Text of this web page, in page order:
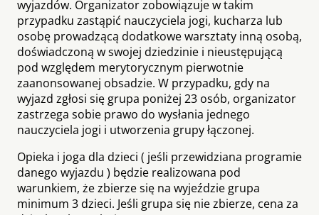
wyjazdów. Organizator zobowiązuje w takim
przypadku zastąpić nauczyciela jogi, kucharza lub
osobę prowadzącą dodatkowe warsztaty inną osobą,
doświadczoną w swojej dziedzinie i nieustępującą
pod względem merytorycznym pierwotnie
zaanonsowanej obsadzie. W przypadku, gdy na
wyjazd zgłosi się grupa poniżej 23 osób, organizator
zastrzega sobie prawo do wysłania jednego
nauczyciela jogi i utworzenia grupy łączonej.
Opieka i joga dla dzieci ( jeśli przewidziana programie
danego wyjazdu ) będzie realizowana pod
warunkiem, że zbierze się na wyjeździe grupa
minimum 3 dzieci. Jeśli grupa się nie zbierze, cena za